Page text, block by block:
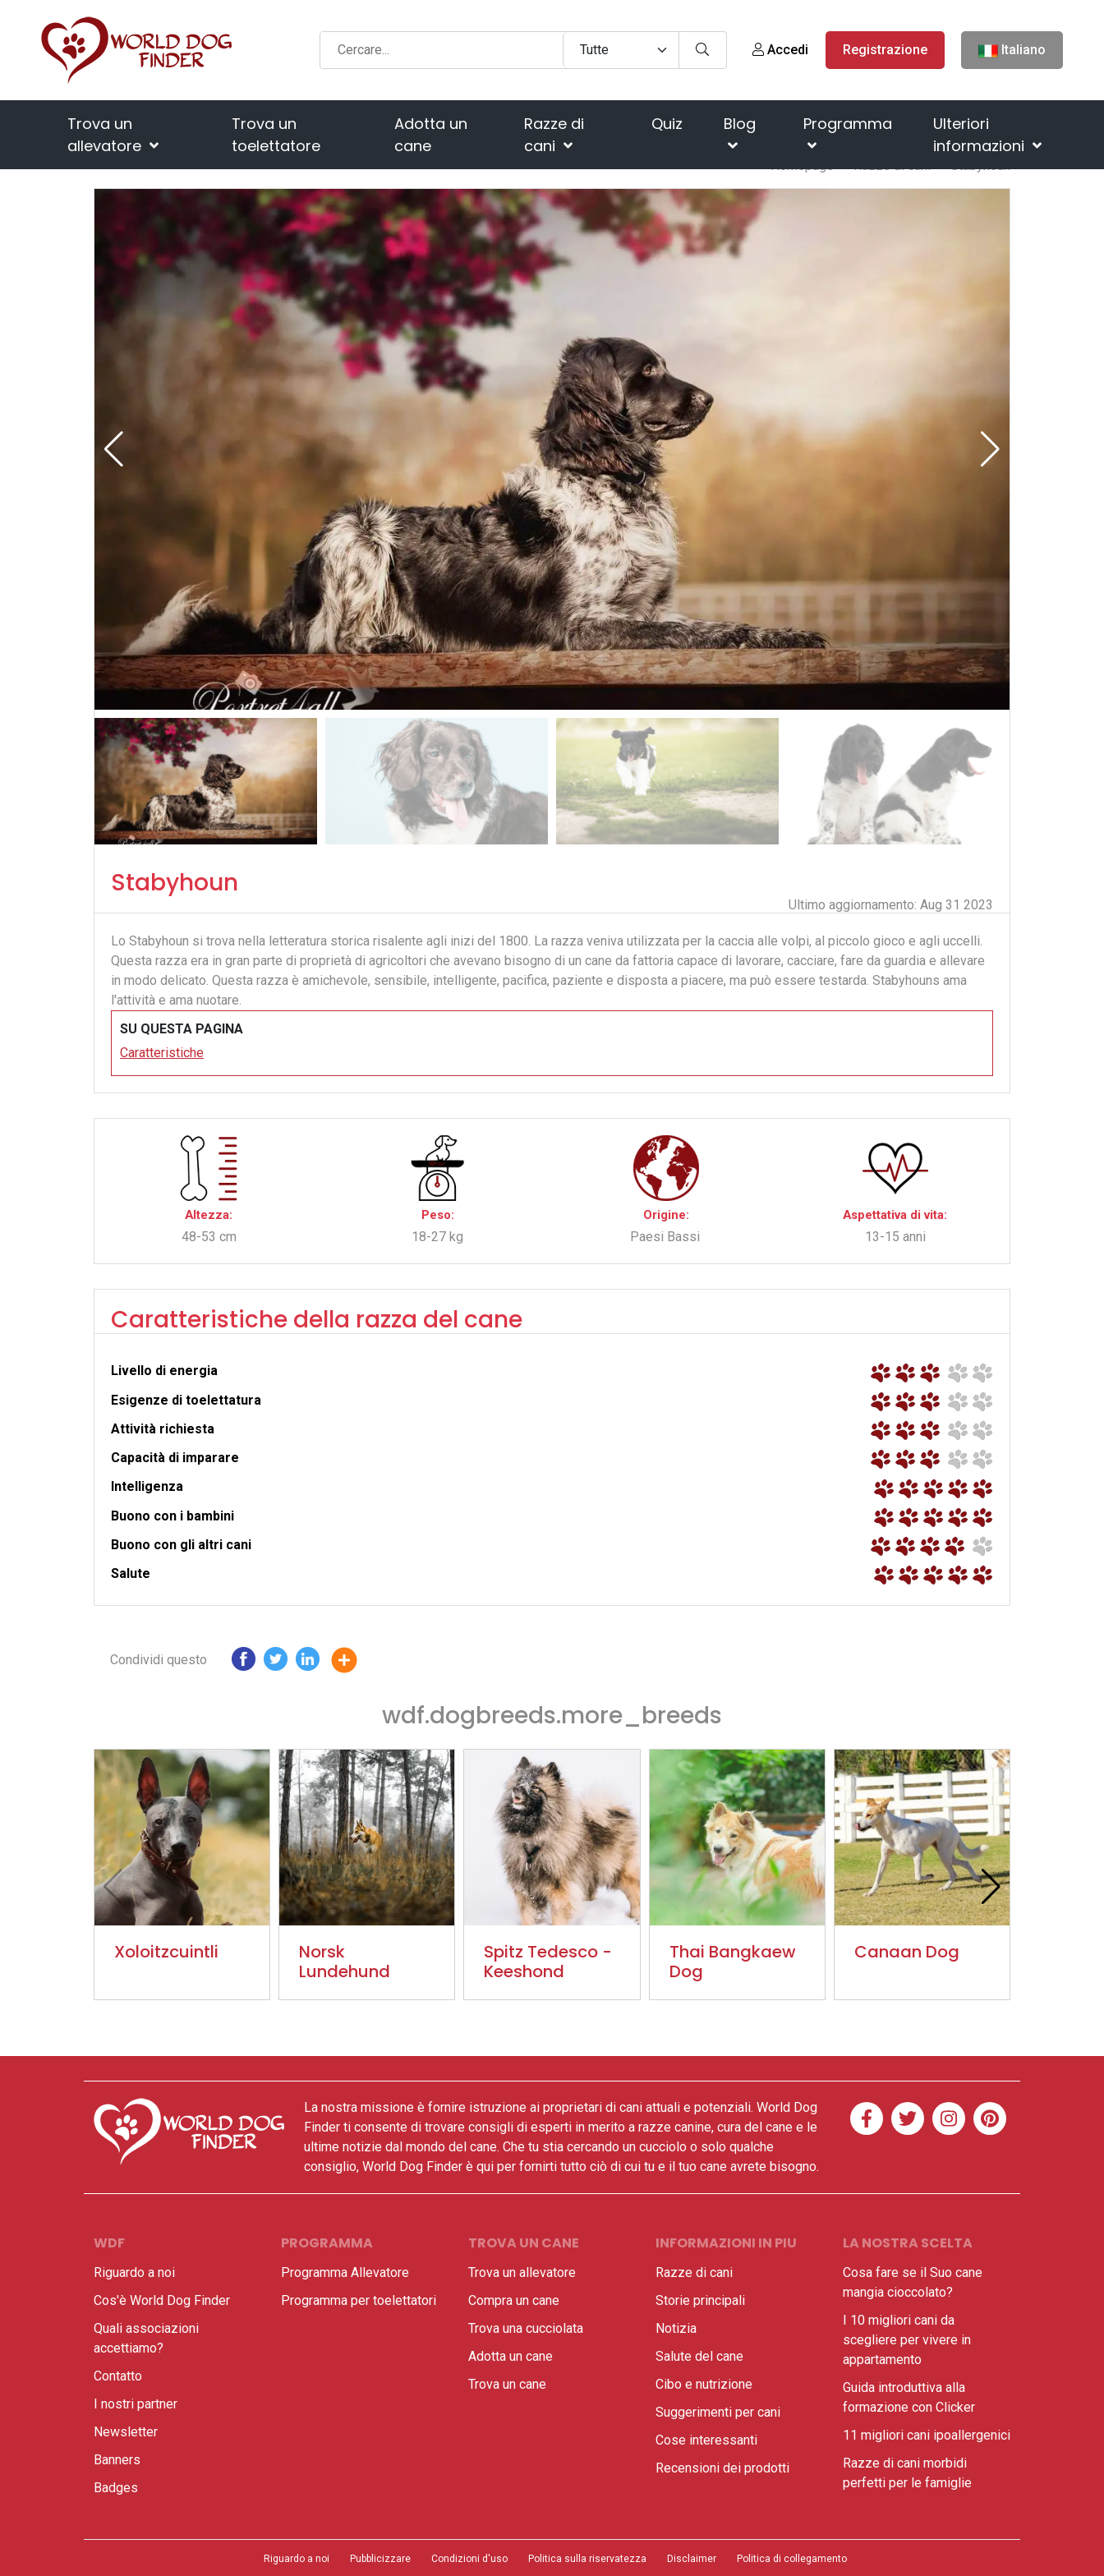
Accedi Registrazione Italiano
Trova un
allevatore
Trova un
toelettatore
Adotta un
cane
Razze di
cani
Quiz Blog Programma
Ulteriori
informazioni
Homepage Razze di cani Stabyhoun
Stabyhoun
Ultimo aggiornamento: Aug 31 2023
Lo Stabyhoun si trova nella letteratura storica risalente agli inizi del 1800. La razza veniva utilizzata per la caccia alle volpi, al piccolo gioco e agli uccelli.
Questa razza era in gran parte di proprietà di agricoltori che avevano bisogno di un cane da fattoria capace di lavorare, cacciare, fare da guardia e allevare
in modo delicato. Questa razza è amichevole, sensibile, intelligente, pacifica, paziente e disposta a piacere, ma può essere testarda. Stabyhouns ama
l'attività e ama nuotare.
SU QUESTA PAGINA
Caratteristiche
Altezza:
48-53 cm
Peso:
18-27 kg
Origine:
Paesi Bassi
Aspettativa di vita:
13-15 anni
Caratteristiche della razza del cane
Livello di energia
Esigenze di toelettatura
Attività richiesta
Capacità di imparare
Intelligenza
Buono con i bambini
Buono con gli altri cani
Salute
Condividi questo
wdf.dogbreeds.more_breeds
Xoloitzcuintli
Norsk
Lundehund
Spitz Tedesco -
Keeshond
Thai Bangkaew
Dog
Canaan Dog
La nostra missione è fornire istruzione ai proprietari di cani attuali e potenziali. World Dog
Finder ti consente di trovare consigli di esperti in merito a razze canine, cura del cane e le
ultime notizie dal mondo del cane. Che tu stia cercando un cucciolo o solo qualche
consiglio, World Dog Finder è qui per fornirti tutto ciò di cui tu e il tuo cane avrete bisogno.
WDF
Riguardo a noi
Cos'è World Dog Finder
Quali associazioni
accettiamo?
Contatto
I nostri partner
Newsletter
Banners
Badges
PROGRAMMA
Programma Allevatore
Programma per toelettatori
TROVA UN CANE
Trova un allevatore
Compra un cane
Trova una cucciolata
Adotta un cane
Trova un cane
INFORMAZIONI IN PIU
Razze di cani
Storie principali
Notizia
Salute del cane
Cibo e nutrizione
Suggerimenti per cani
Cose interessanti
Recensioni dei prodotti
LA NOSTRA SCELTA
Cosa fare se il Suo cane
mangia cioccolato?
I 10 migliori cani da
scegliere per vivere in
appartamento
Guida introduttiva alla
formazione con Clicker
11 migliori cani ipoallergenici
Razze di cani morbidi
perfetti per le famiglie
Riguardo a noi Pubblicizzare Condizioni d'uso Politica sulla riservatezza Disclaimer Politica di collegamento